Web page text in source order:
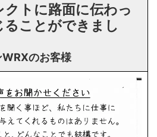
トに路面に伝わっ
ことができまし
のお客様